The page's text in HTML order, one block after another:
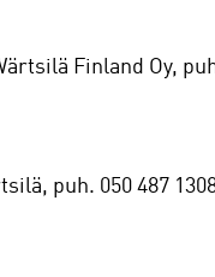
Finland Oy,
puh. 050 487